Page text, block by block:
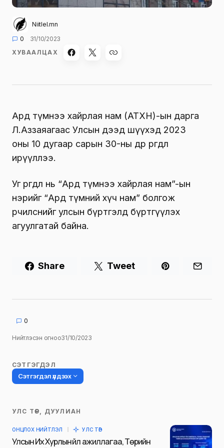
Niitlel.mn
0
31/10/2023
ХУВААЛЦАХ
Ард түмнээ хайрлая нам (АТХН)-ын дарга
Л.Аззаяагаас Улсын дээд шүүхэд 2023
оны 10 дугаар сарын 30-ны өдөр өргөдөл
ирүүллээ.
Уг өргөдөл нь “Ард түмнээ хайрлая нам”-ын
нэрийг “Ард түмний хүч нам” болгож
өөрчилснийг улсын бүртгэлд бүртгүүлэх
агуулгатай байна.
Share Tweet
0
Нийтлэсэн огноо31/10/2023
СЭТГЭГДЭЛ
Сэтгэгдэл үлдээх
Таны имэйл хаягийг нийтлэхгүй.
УЛС ТӨР, ДУУЛИАН
ОНЦЛОХ НИЙТЛЭЛ УЛС ТӨР
Улсын Их Хурлын үйл ажиллагаа, Төрийн